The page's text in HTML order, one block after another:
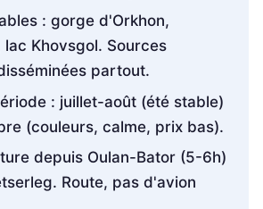
: gorge d'Orkhon,
lac Khovsgol. Sources
partout.
: juillet-août (été stable)
(couleurs, calme, prix bas).
depuis Oulan-Bator (5-6h)
Route, pas d'avion